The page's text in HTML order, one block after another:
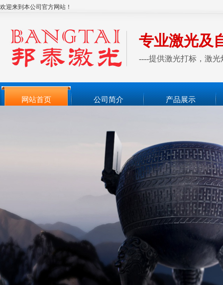
欢迎来到本公司官方网站！
专业激光及
----提供激光打标，激
网站首页 公司简介 产品展示